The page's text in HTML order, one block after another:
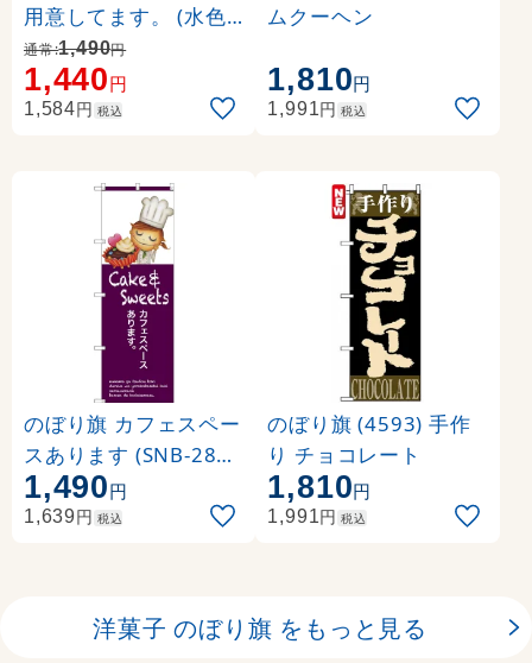
用意してます。 (水色)
(SNB-2747)
通常:1,490円
1,440円
1,584円 税込
ムクーヘン
1,810円
1,991円 税込
のぼり旗 カフェスペー
スあります (SNB-2805
)
1,490円
1,639円 税込
のぼり旗 (4593) 手作
り チョコレート
1,810円
1,991円 税込
洋菓子 のぼり旗 をもっと見る